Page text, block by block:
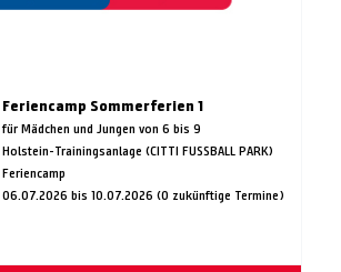
Feriencamp Sommerferien 1
für Mädchen und Jungen von 6 bis 9
Holstein-Trainingsanlage (CITTI FUSSBALL PARK)
Feriencamp
06.07.2026 bis 10.07.2026 (0 zukünftige Termine)